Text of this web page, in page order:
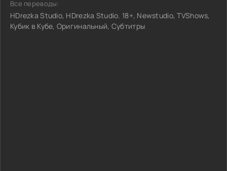
Все переводы:
HDrezka Studio, HDrezka Studio. 18+, Newstudio, TVShows,
Кубик в Кубе, Оригинальный, Субтитры